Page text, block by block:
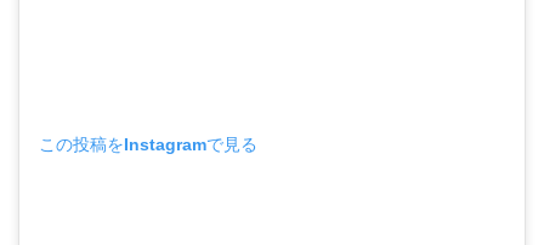
この投稿をInstagramで見る